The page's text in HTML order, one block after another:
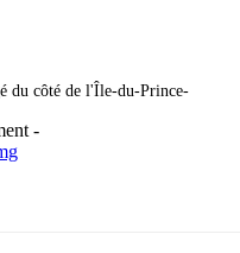
du côté de l'Île-du-Prince-
-